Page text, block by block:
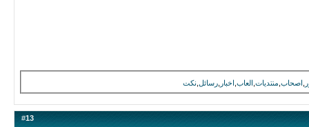
اصحاب منتديات العاب اخبار ,رسائل نكت
#13